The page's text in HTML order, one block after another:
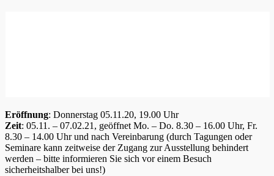
Eröffnung: Donnerstag 05.11.20, 19.00 Uhr
Zeit: 05.11. – 07.02.21, geöffnet Mo. – Do. 8.30 – 16.00 Uhr, Fr.
8.30 – 14.00 Uhr und nach Vereinbarung (durch Tagungen oder
Seminare kann zeitweise der Zugang zur Ausstellung behindert
werden – bitte informieren Sie sich vor einem Besuch
sicherheitshalber bei uns!)